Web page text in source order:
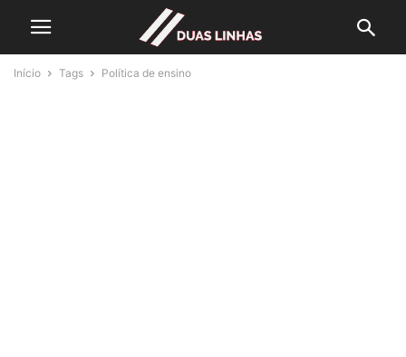
Início Tags Política de ensino